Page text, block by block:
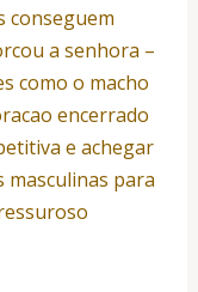
conseguem
a senhora –
como o macho
encerrado
e achegar
masculinas para